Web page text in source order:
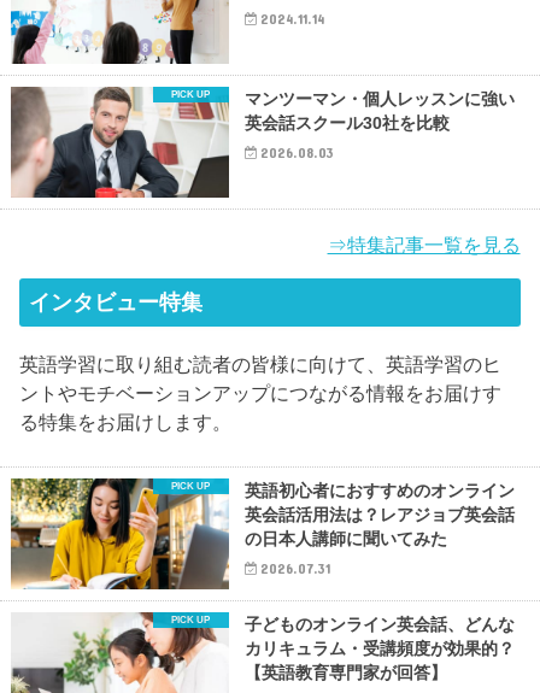
2024.11.14
マンツーマン・個人レッスンに強い
英会話スクール30社を比較
2026.08.03
⇒特集記事一覧を見る
インタビュー特集
英語学習に取り組む読者の皆様に向けて、英語学習のヒ
ントやモチベーションアップにつながる情報をお届けす
る特集をお届けします。
英語初心者におすすめのオンライン
英会話活用法は？レアジョブ英会話
の日本人講師に聞いてみた
2026.07.31
子どものオンライン英会話、どんな
カリキュラム・受講頻度が効果的？
【英語教育専門家が回答】